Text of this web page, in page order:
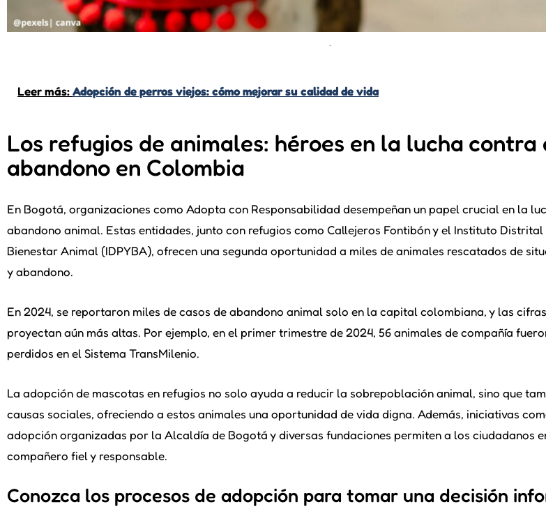
.
Leer más:Adopción de perros viejos: cómo mejorar su calidad de vida
Los refugios de animales: héroes en la lucha contra
abandono en Colombia
En Bogotá, organizaciones como Adopta con Responsabilidad desempeñan un papel crucial en la
abandono animal. Estas entidades, junto con refugios como Callejeros Fontibón y el Instituto
Bienestar Animal (IDPYBA), ofrecen una segunda oportunidad a miles de animales rescatados de
y abandono.
En 2024, se reportaron miles de casos de abandono animal solo en la capital colombiana, y las
proyectan aún más altas. Por ejemplo, en el primer trimestre de 2024, 56 animales de compañía
perdidos en el Sistema TransMilenio.
La adopción de mascotas en refugios no solo ayuda a reducir la sobrepoblación animal, sino que
causas sociales, ofreciendo a estos animales una oportunidad de vida digna. Además, iniciativas
adopción organizadas por la Alcaldía de Bogotá y diversas fundaciones permiten a los ciudadanos
compañero fiel y responsable.
Conozca los procesos de adopción para tomar una decisión